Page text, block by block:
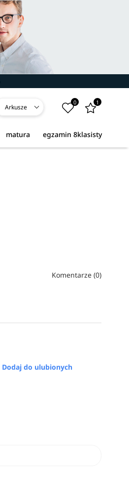
Arkusze
0 1
egzamin 8klasisty
matura
Komentarze (0)
Dodaj do ulubionych